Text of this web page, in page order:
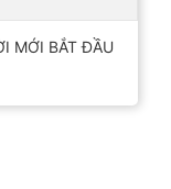
MỚI BẮT ĐẦU